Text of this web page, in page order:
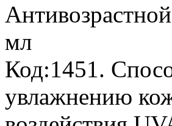
мл
Код:1451.
увлажнению